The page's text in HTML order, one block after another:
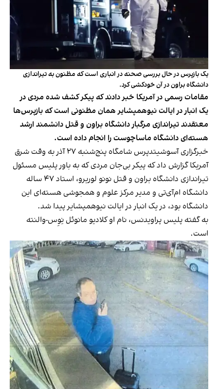
یک بازپرس در حال بررسی صحنه در انباری است که مظنون به تیراندازی
دانشگاه براون در آن خودکشی کرد.
مقامات رسمی در آمریکا خبر دادند که پیکر کشف شده مردی در
یک انبار در ایالت نیوهمپشایر همان مظنونی است که بازپرس‌ها
معتقدند تیراندازی مرگبار دانشگاه براون و قتل دانشمند ارشد
هسته‌ای دانشگاه ماساچوست را انجام داده است.
خبرگزاری آسوشیتدپرس شامگاه پنج‌شنبه ۲۷ آذر به وقت شرق
آمریکا گزارش داد که پیکر بی‌جان مردی که به باور پلیس مسئول
تیراندازی دانشگاه براون و قتل نونو لوریرو، استاد ۴۷ ساله
دانشگاه ام‌آی‌تی و مدیر مرکز علوم و همجوشی هسته‌ای این
دانشگاه بود، در یک انبار در ایالت نیوهمپشایر پیدا شد.
به گفته پلیس پراویدنس، نام او کلادیو مانوئل نِوِس-والنته
است.